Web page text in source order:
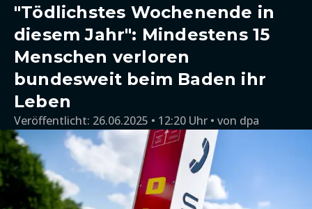
"Tödlichstes Wochenende in
diesem Jahr": Mindestens 15
Menschen verloren
bundesweit beim Baden ihr
Leben
Veröffentlicht: 26.06.2025 • 12:20 Uhr von dpa